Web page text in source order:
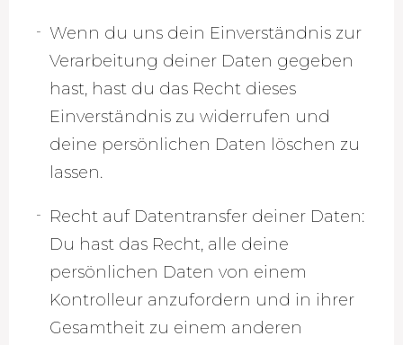
Wenn du uns dein Einverständnis zur
Verarbeitung deiner Daten gegeben
hast, hast du das Recht dieses
Einverständnis zu widerrufen und
deine persönlichen Daten löschen zu
lassen.
Recht auf Datentransfer deiner Daten:
Du hast das Recht, alle deine
persönlichen Daten von einem
Kontrolleur anzufordern und in ihrer
Gesamtheit zu einem anderen